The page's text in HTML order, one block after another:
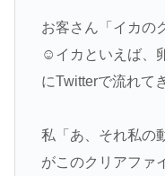
お客さん「イカの
☺️イカといえば、
にTwitterで流れて
私「あ、それ私の
がこのクリアファ